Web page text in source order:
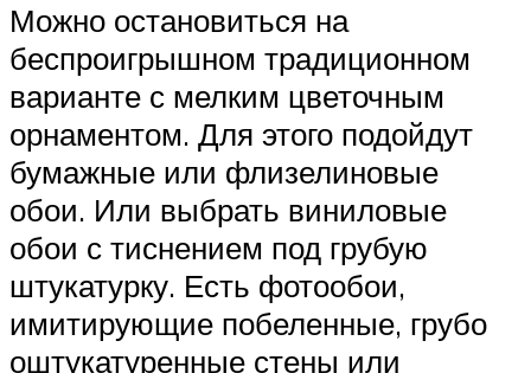
Можно остановиться на
беспроигрышном традиционном
варианте с мелким цветочным
орнаментом. Для этого подойдут
бумажные или флизелиновые
обои. Или выбрать виниловые
обои с тиснением под грубую
штукатурку. Есть фотообои,
имитирующие побеленные, грубо
оштукатуренные стены или